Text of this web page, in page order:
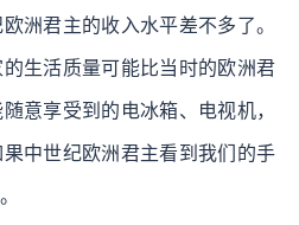
洲君主的收入水平差不多了。
生活质量可能比当时的欧洲君
意享受到的电冰箱、电视机，
中世纪欧洲君主看到我们的手